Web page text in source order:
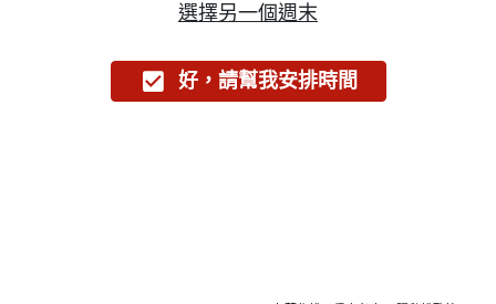
選擇另一個週末
好，請幫我安排時間